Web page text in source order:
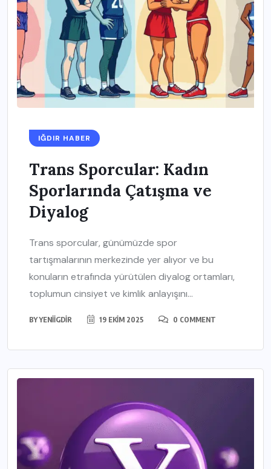
IĞDIR HABER
Trans Sporcular: Kadın
Sporlarında Çatışma ve
Diyalog
Trans sporcular, günümüzde spor
tartışmalarının merkezinde yer alıyor ve bu
konuların etrafında yürütülen diyalog ortamları,
toplumun cinsiyet ve kimlik anlayışını...
BYYENIIGDIR 19 EKIM 2025 0 COMMENT